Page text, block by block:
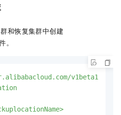
和恢复集群中创建
。
v1beta1